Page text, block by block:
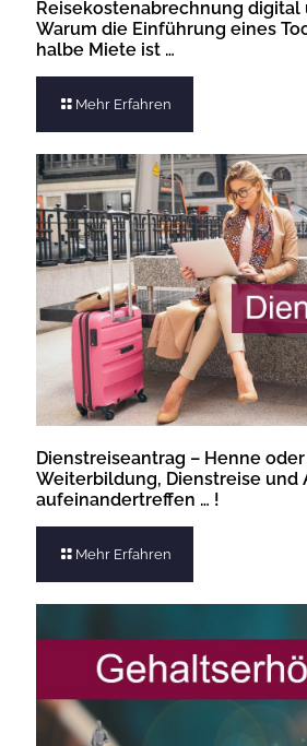
Reisekostenabrechnung digital
Warum die Einführung eines
halbe Miete ist …
Mehr Erfahren
Dienstreiseantrag – Henne oder
Weiterbildung, Dienstreise und
aufeinandertreffen … !
Mehr Erfahren